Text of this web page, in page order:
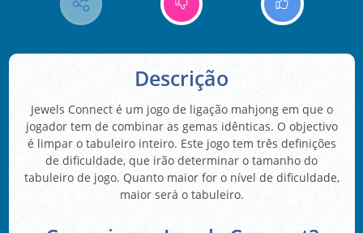
Descrição
Jewels Connect é um jogo de ligação mahjong em que o
jogador tem de combinar as gemas idênticas. O objectivo
é limpar o tabuleiro inteiro. Este jogo tem três definições
de dificuldade, que irão determinar o tamanho do
tabuleiro de jogo. Quanto maior for o nível de dificuldade,
maior será o tabuleiro.